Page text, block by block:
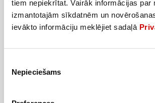
tiem nepiekrītat. Vairāk informācijas par
izmantotajām sīkdatnēm un
ievākto informāciju meklējiet sadaļā
izvēle
Nepieciešams